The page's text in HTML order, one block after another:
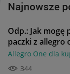
Najnowsze
Odp.: Jak mogę
paczki z allegro
Allegro One dla
344